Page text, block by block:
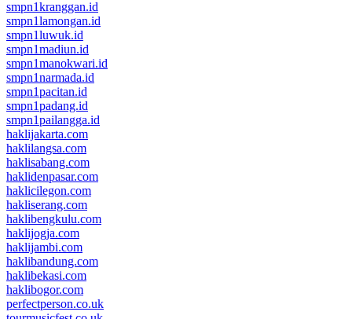
smpn1kranggan.id
smpn1lamongan.id
smpn1luwuk.id
smpn1madiun.id
smpn1manokwari.id
smpn1narmada.id
smpn1pacitan.id
smpn1padang.id
smpn1pailangga.id
haklijakarta.com
haklilangsa.com
haklisabang.com
haklidenpasar.com
haklicilegon.com
hakliserang.com
haklibengkulu.com
haklijogja.com
haklijambi.com
haklibandung.com
haklibekasi.com
haklibogor.com
perfectperson.co.uk